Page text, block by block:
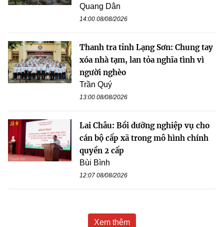
Quang Dân
14:00 08/08/2026
Thanh tra tỉnh Lạng Sơn: Chung tay
xóa nhà tạm, lan tỏa nghĩa tình vì
người nghèo
Trần Quý
13:00 08/08/2026
Lai Châu: Bồi dưỡng nghiệp vụ cho
cán bộ cấp xã trong mô hình chính
quyền 2 cấp
Bùi Bình
12:07 08/08/2026
Xem thêm